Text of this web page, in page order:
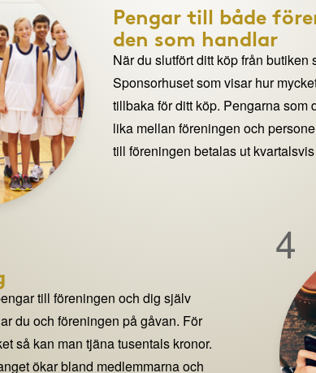
Pengar till både
den som handlar
När du slutfört ditt köp från butiken
Sponsorhuset som visar hur
tillbaka för ditt köp. Pengarna som
lika mellan föreningen och
till föreningen betalas ut
4
till föreningen och dig själv
du och föreningen på gåvan. För
så kan man tjäna tusentals kronor.
ökar bland medlemmarna och